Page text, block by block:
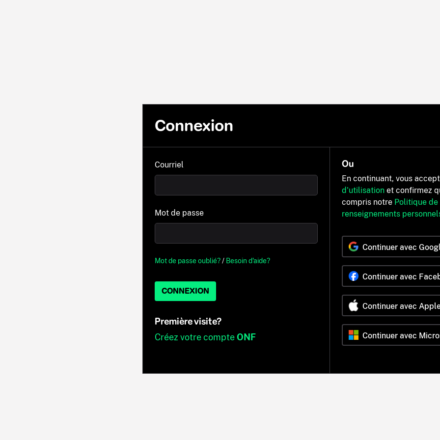
Connexion
Courriel
Mot de passe
Mot de passe oublié?/ Besoin d'aide?
CONNEXION
Première visite?
Créez votre compteONF
Ou
En continuant, vous
d'utilisation et confirmez
compris notre Politique
renseignements
Continuer avec
Continuer avec
Continuer avec
Continuer avec